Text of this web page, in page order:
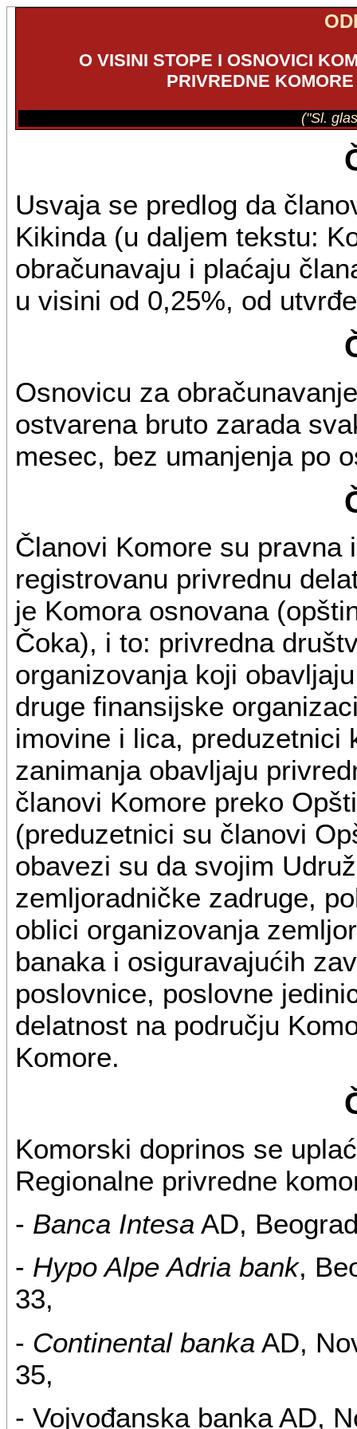
O VISINI STOPE I OSNOVICI
PRIVREDNE
("Sl.
Usvaja se predlog da
Kikinda (u daljem tekstu:
obračunavaju i plaćaju
u visini od 0,25%, od
Osnovicu za
ostvarena bruto zarada
mesec, bez umanjenja po
Članovi Komore su
registrovanu privrednu
je Komora osnovana
Čoka), i to: privredna
organizovanja koji
druge finansijske
imovine i lica, preduzetnici
zanimanja obavljaju
članovi Komore preko
(preduzetnici su članovi
obavezi su da svojim
zemljoradničke zadruge,
oblici organizovanja
banaka i osiguravajućih
poslovnice, poslovne
delatnost na području
Komore.
Komorski doprinos se
Regionalne privredne
- Banca IntesaAD,
- Hypo Alpe Adria bank,
33,
- Continental banka AD,
35,
- Vojvođanska banka AD,